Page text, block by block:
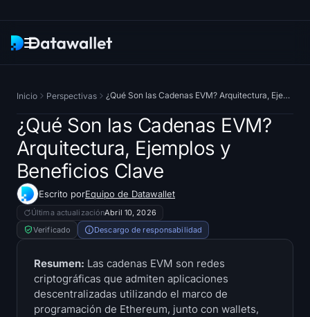
Investigación
Rastreadores de ETF
Bitcoin ETF
ETF de Ethereum
ETF de Hyperliquid
Inicio Perspectivas ¿Qué Son las Cadenas EVM? Arquitectura, Ejemplos y Beneficios Clave
¿Qué Son las Cadenas EVM?
Arquitectura, Ejemplos y
Beneficios Clave
Escrito porEquipo de Datawallet
Última actualizaciónAbril 10, 2026
Verificado
Descargo de responsabilidad
Resumen: Las cadenas EVM son redes
criptográficas que admiten aplicaciones
descentralizadas utilizando el marco de
programación de Ethereum, junto con wallets,